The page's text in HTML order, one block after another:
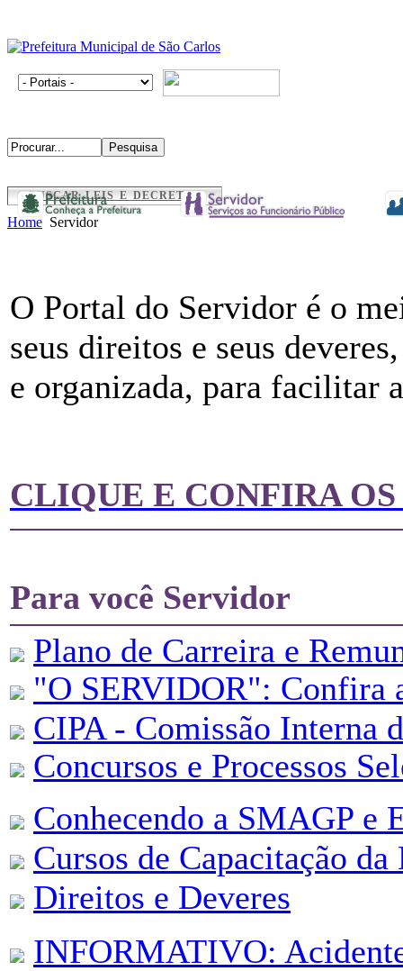
BUSCAR LEIS E DECRETOS
Home Servidor
O Portal do Servidor é o
seus direitos e seus
e organizada, para facilitar
CLIQUE E CONFIRA
Para você Servidor
Plano de Carreira e
"O SERVIDOR": Confira
CIPA - Comissão Interna
Concursos e Processos
Conhecendo a SMAGP e
Cursos de Capacitação
Direitos e Deveres
INFORMATIVO: